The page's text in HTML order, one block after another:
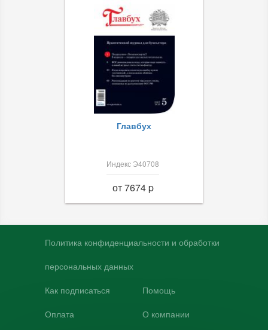
Главбух
Индекс Э40708
от 7674 p
Политика конфиденциальности и обработки
персональных данных
Как подписаться
Оплата
Помощь
О компании